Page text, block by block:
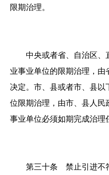
限期治理。
中央或者省、自治区、
业事业单位的限期治理，
决定。市、县或者市、县
位限期治理，由市、县人民
事业单位必须如期完成治理
第三十条 禁止引进不